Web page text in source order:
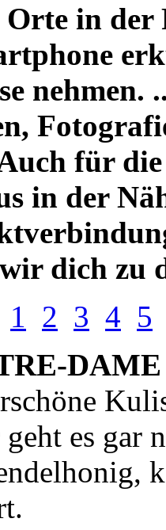
Orte in
für
in der
dich zu
1 2 3 4 5
es gar